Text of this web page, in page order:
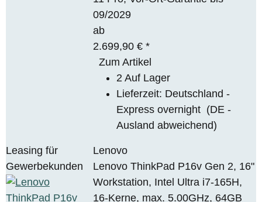
09/2029
ab
2.699,90 €*
Zum Artikel
2 Auf Lager
Lieferzeit: Deutschland -
Express overnight (DE -
Ausland abweichend)
Leasing für
Gewerbekunden
Lenovo
Lenovo ThinkPad P16v Gen 2, 16"
Workstation, Intel Ultra i7-165H,
16-Kerne, max. 5.00GHz, 64GB